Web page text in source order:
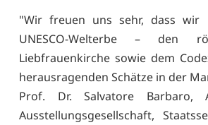
"Wir freuen uns sehr, dass wir
UNESCO-Welterbe – den
Liebfrauenkirche sowie dem
herausragenden Schätze in der
Prof. Dr. Salvatore Barbaro,
Ausstellungsgesellschaft,